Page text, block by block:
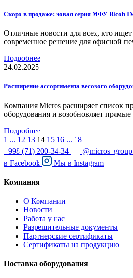
Скоро в продаже: новая серия МФУ Ricoh
Отличные новости для всех, кто
современное решение для офисной
Подробнее
24.02.2025
Расширение ассортимента весового
Компания Micros расширяет список
оборудования и возобновляет прямые
Подробнее
1 ... 12 13 14 15 16 ... 18
+998 (71) 200-34-34
в Facebook Мы в Instagram
Компания
О Компании
Новости
Работа у нас
Разрешительные документы
Партнерские сертификаты
Сертификаты на продукцию
Поставка оборудования